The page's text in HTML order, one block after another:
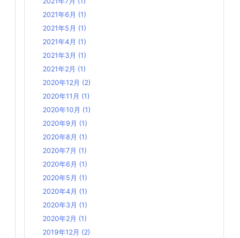
2021年6月 (1)
2021年5月 (1)
2021年4月 (1)
2021年3月 (1)
2021年2月 (1)
2020年12月 (2)
2020年11月 (1)
2020年10月 (1)
2020年9月 (1)
2020年8月 (1)
2020年7月 (1)
2020年6月 (1)
2020年5月 (1)
2020年4月 (1)
2020年3月 (1)
2020年2月 (1)
2019年12月 (2)